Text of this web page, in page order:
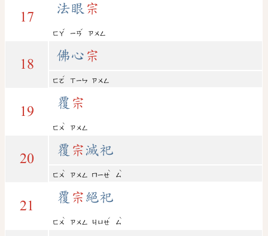
17
法眼 宗
ㄈㄚ
ˇ
ㄧㄢ
ˇ
ㄗㄨㄥ
18
佛心 宗
ㄈㄛ
ˊ
ㄒㄧㄣ ㄗㄨㄥ
19
覆 宗
ㄈㄨ
ˋ
ㄗㄨㄥ
20
覆 宗 滅祀
ㄈㄨ
ˋ
ㄗㄨㄥ ㄇㄧㄝ
ˋ
ㄙ
ˋ
21
覆 宗 絕祀
ㄈㄨ
ˋ
ㄗㄨㄥ ㄐㄩㄝ
ˊ
ㄙ
ˋ